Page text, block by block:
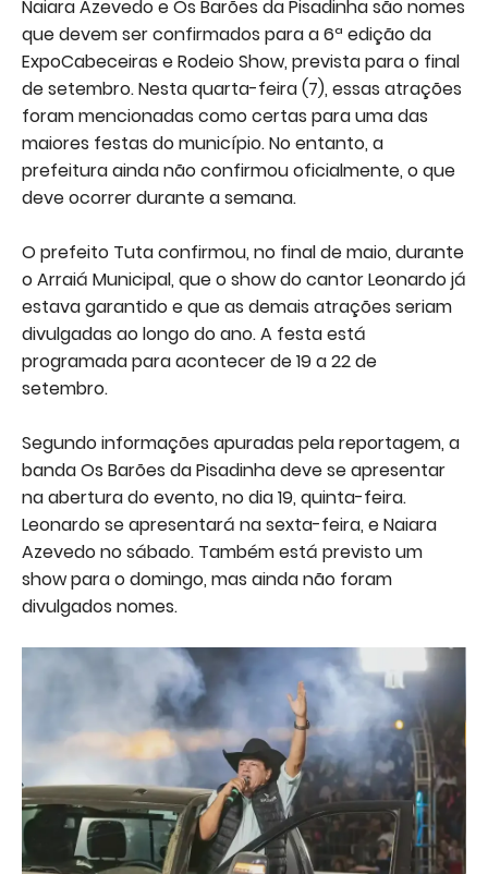
Naiara Azevedo e Os Barões da Pisadinha são nomes
que devem ser confirmados para a 6ª edição da
ExpoCabeceiras e Rodeio Show, prevista para o final
de setembro. Nesta quarta-feira (7), essas atrações
foram mencionadas como certas para uma das
maiores festas do município. No entanto, a
prefeitura ainda não confirmou oficialmente, o que
deve ocorrer durante a semana.
O prefeito Tuta confirmou, no final de maio, durante
o Arraiá Municipal, que o show do cantor Leonardo já
estava garantido e que as demais atrações seriam
divulgadas ao longo do ano. A festa está
programada para acontecer de 19 a 22 de
setembro.
Segundo informações apuradas pela reportagem, a
banda Os Barões da Pisadinha deve se apresentar
na abertura do evento, no dia 19, quinta-feira.
Leonardo se apresentará na sexta-feira, e Naiara
Azevedo no sábado. Também está previsto um
show para o domingo, mas ainda não foram
divulgados nomes.